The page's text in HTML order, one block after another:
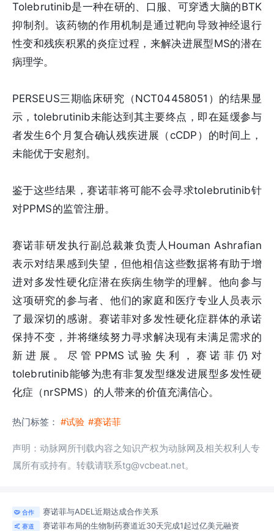
Tolebrutinib是一种在研的、口服、可穿透大脑的BTK
抑制剂。该药物的作用机制是通过靶向导致神经退行
性变和残疾积累的炎症过程，来解决进展型MS的潜在
病理学。
PERSEUS三期临床研究（NCT04458051）的结果显
示，tolebrutinib未能达到其主要终点，即在延缓参与
者发生6个月复合确认残疾进展（cCDP）的时间上，
未能优于安慰剂。
鉴于这些结果，赛诺菲将可能不会寻求tolebrutinib针
对PPMS的监管注册。
赛诺菲研发执行副总裁兼负责人Houman Ashrafian
表示对结果感到失望，但他相信这些数据将有助于增
进对多发性硬化症潜在疾病生物学的理解。他向参与
这项研究的参与者、他们的家庭和医疗专业人员表示
了最深切的感谢。赛诺菲对多发性硬化症群体的承诺
保持不变，并将继续努力寻求解决现有未满足需求的
新进展。尽管PPMS试验失利，赛诺菲仍对
tolebrutinib能够为患有非复发型继发进展型多发性硬
化症（nrSPMS）的人带来的价值充满信心。
热门标签： #试验 #赛诺菲
声明：动脉网所刊载内容之知识产权为动脉网及相关权利人专
属所有或持有。转载请联系tg@vcbeat.net。
 合作 赛诺菲与ADEL近期达成合作关系
 赛道
赛诺菲布局的生物制药赛道近30天完成1起过亿美元融资